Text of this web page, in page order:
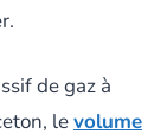
de gaz à
levolume